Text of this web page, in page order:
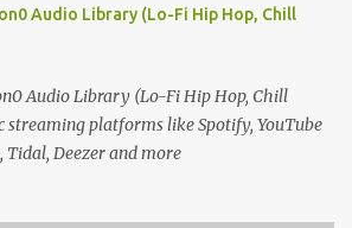
Audio Library (Lo-Fi Hip Hop, Chill
Audio Library (Lo-Fi Hip Hop, Chill
streaming platforms like Spotify, YouTube
Tidal, Deezer and more